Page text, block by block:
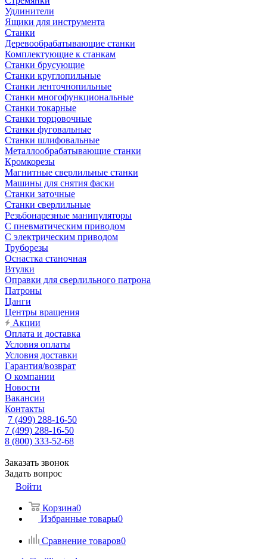
Удлинители
Ящики для инструмента
Станки
Деревообрабатывающие станки
Комплектующие к станкам
Станки брусующие
Станки круглопильные
Станки ленточнопильные
Станки многофункциональные
Станки токарные
Станки торцовочные
Станки фуговальные
Станки шлифовальные
Металлообрабатывающие станки
Кромкорезы
Магнитные сверлильные станки
Машины для снятия фаски
Станки заточные
Станки сверлильные
Резьбонарезные манипуляторы
С пневматическим приводом
С электрическим приводом
Труборезы
Оснастка станочная
Втулки
Оправки для сверлильного патрона
Патроны
Цанги
Центры вращения
Акции
Оплата и доставка
Условия оплаты
Условия доставки
Гарантия/возврат
О компании
Новости
Вакансии
Контакты
7 (499) 288-16-50
7 (499) 288-16-50
8 (800) 333-52-68
Заказать звонок
Задать вопрос
Войти
Корзина0
Избранные товары0
Сравнение товаров0